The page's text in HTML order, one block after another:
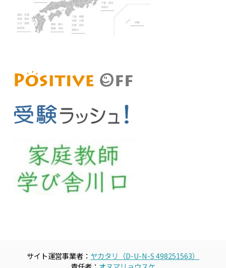
サイト運営事業者： ヤカタリ（D-U-N-S 498251563）